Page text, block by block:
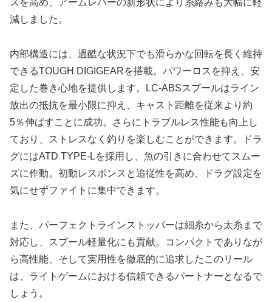
スを高め、アームレバーの新形状により糸絡みも大幅に軽
減しました。
内部構造には、過酷な状況下でも滑らかな回転を長く維持
できるTOUGH DIGIGEARを搭載。パワーロスを抑え、安
定した巻き心地を提供します。LC-ABSスプールはライン
放出の抵抗を最小限に抑え、キャスト距離を従来より約
5％伸ばすことに成功。さらにトラブルレス性能も向上し
ており、ストレスなく釣りを楽しむことができます。ドラ
グにはATD TYPE-Lを採用し、魚の引きに合わせてスムー
ズに作動。初動レスポンスと追従性を高め、ドラグ設定を
気にせずファイトに集中できます。
また、パーフェクトラインストッパーは細糸から太糸まで
対応し、スプール軽量化にも貢献。コンパクトでありなが
ら高性能、そして実用性を徹底的に追求したこのリール
は、ライトゲームにおける信頼できるパートナーとなるで
しょう。